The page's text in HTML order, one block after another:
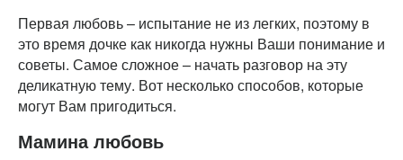
Первая любовь – испытание не из легких, поэтому в
это время дочке как никогда нужны Ваши понимание и
советы. Самое сложное – начать разговор на эту
деликатную тему. Вот несколько способов, которые
могут Вам пригодиться.
Мамина любовь